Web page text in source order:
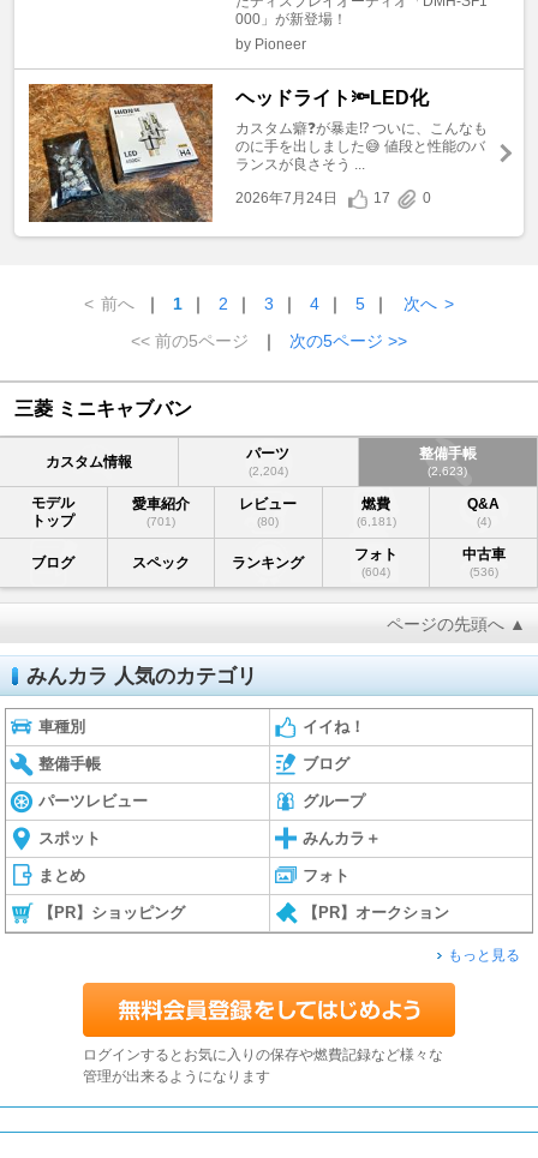
000」が新登場！
by Pioneer
ヘッドライト🔦LED化
カスタム癖❓が暴走⁉️ ついに、こんなも
のに手を出しました😅 値段と性能のバ
ランスが良さそう ...
2026年7月24日
17 0
< 前へ ｜ 1 ｜ 2 ｜ 3 ｜ 4 ｜ 5 ｜ 次へ >
<< 前の5ページ
｜ 次の5ページ >>
三菱 ミニキャブバン
カスタム情報 パーツ
(2,204)
整備手帳
(2,623)
モデル
トップ
愛車紹介
(701)
レビュー
(80)
燃費
(6,181)
Q&A
(4)
ブログ スペック ランキング フォト
(604)
中古車
(536)
ページの先頭へ ▲
みんカラ 人気のカテゴリ
車種別 イイね！
整備手帳 ブログ
パーツレビュー グループ
スポット みんカラ＋
まとめ フォト
【PR】ショッピング 【PR】オークション
もっと見る
ログインするとお気に入りの保存や燃費記録など様々な
管理が出来るようになります